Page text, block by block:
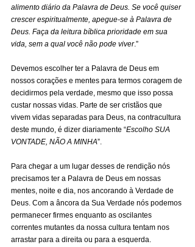
alimento diário da Palavra de Deus. Se você quiser
crescer espiritualmente, apegue-se à Palavra de
Deus. Faça da leitura bíblica prioridade em sua
vida, sem a qual você não pode viver.”
Devemos escolher ter a Palavra de Deus em
nossos corações e mentes para termos coragem de
decidirmos pela verdade, mesmo que isso possa
custar nossas vidas. Parte de ser cristãos que
vivem vidas separadas para Deus, na contracultura
deste mundo, é dizer diariamente “Escolho SUA
VONTADE, NÃO A MINHA”.
Para chegar a um lugar desses de rendição nós
precisamos ter a Palavra de Deus em nossas
mentes, noite e dia, nos ancorando à Verdade de
Deus. Com a âncora da Sua Verdade nós podemos
permanecer firmes enquanto as oscilantes
correntes mutantes da nossa cultura tentam nos
arrastar para a direita ou para a esquerda.